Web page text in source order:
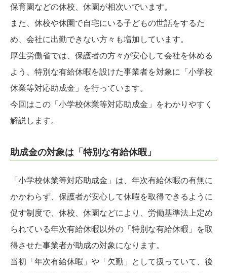
保育園などの休校、休園が相次いでいます。
また、休校や休園で自宅にいる子どもの世話をするた
め、会社に出勤できない方々も増加しています。
厚生労働省では、保護者の方々が安心して会社を休める
よう、特別な有給休暇を設けた事業者を対象に「小学校
休業等対応助成金」を行っています。
今回はこの「小学校休業等対応助成金」をわかりやすく
解説します。
助成金の対象は「特別な有給休暇」
「小学校休業等対応助成金」は、年次有給休暇の有無に
かかわらず、保護者が安心して休暇を取得できるように
促す制度で、休校、休園などにより、労働基準法上定め
られている年次有給休暇以外の「特別な有給休暇」を取
得させた事業者が助成の対象になります。
当初「年次有給休暇」や「欠勤」として扱っていて、後